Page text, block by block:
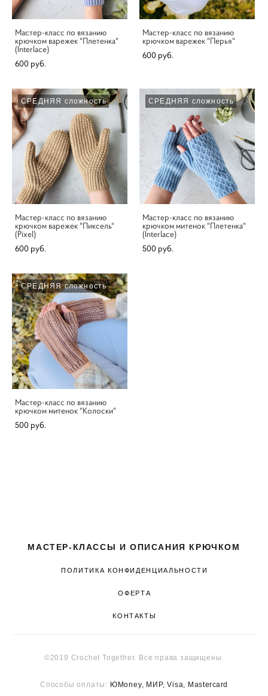
Мастер-класс по вязанию
крючком варежек "Плетенка"
(Interlace)
600 pуб.
Мастер-класс по вязанию
крючком варежек "Перья"
600 pуб.
СРЕДНЯЯ сложность
Мастер-класс по вязанию
крючком варежек "Пиксель"
(Pixel)
600 pуб.
СРЕДНЯЯ сложность
Мастер-класс по вязанию
крючком митенок "Плетенка"
(Interlace)
500 pуб.
СРЕДНЯЯ сложность
Мастер-класс по вязанию
крючком митенок "Колоски"
500 pуб.
МАСТЕР-КЛАССЫ И ОПИСАНИЯ КРЮЧКОМ
ПОЛИТИКА КОНФИДЕНЦИАЛЬНОСТИ
ОФЕРТА
КОНТАКТЫ
©2019 Crochet Together. Все права защищены.
Способы оплаты: ЮMoney, МИР, Visa, Mastercard